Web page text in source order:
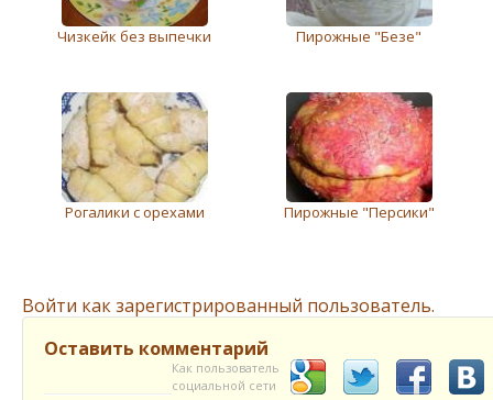
Чизкейк без выпечки Пирожныe "Бeзe"
Рогалики с орехами Пирожные "Персики"
Войти как зарегистрированный пользователь.
Оставить комментарий
Как пользователь
социальной сети